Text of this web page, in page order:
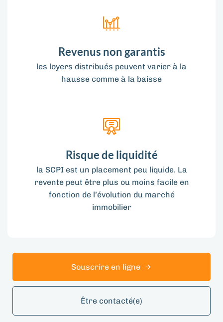
Revenus non garantis
les loyers distribués peuvent varier à la
hausse comme à la baisse
Risque de liquidité
la SCPI est un placement peu liquide. La
revente peut être plus ou moins facile en
fonction de l’évolution du marché
immobilier
Souscrire en ligne
Être contacté(e)